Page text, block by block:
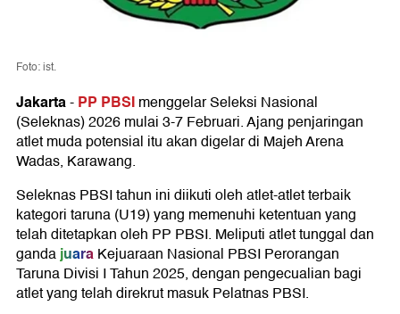
Foto: ist.
Jakarta-PP PBSImenggelar Seleksi Nasional
(Seleknas) 2026 mulai 3-7 Februari. Ajang penjaringan
atlet muda potensial itu akan digelar di Majeh Arena
Wadas, Karawang.
Seleknas PBSI tahun ini diikuti oleh atlet-atlet terbaik
kategori taruna (U19) yang memenuhi ketentuan yang
telah ditetapkan oleh PP PBSI. Meliputi atlet tunggal dan
gandajuaraKejuaraan Nasional PBSI Perorangan
Taruna Divisi I Tahun 2025, dengan pengecualian bagi
atlet yang telah direkrut masuk Pelatnas PBSI.